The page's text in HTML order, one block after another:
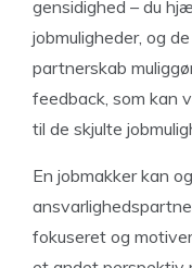
gensidighed – du
jobmuligheder, og
partnerskab
feedback, som kan
til de skjulte
En jobmakker kan
fokuseret og